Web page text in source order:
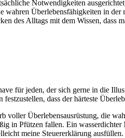
Notwendigkeiten
wahren Überlebensfähigkeiten in
des Alltags mit dem Wissen, dass
für jeden, der sich gerne in die
dass der härteste
voller Überlebensausrüstung, die
in Pfützen fallen. Ein
meine Steuererklärung ausfüllen.